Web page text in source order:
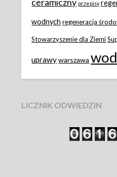
ceramiczny przepisy
wodnych regeneracja
Stowarzyszenie dla Ziemi
uprawy warszawa
LICZNIK ODWIEDZIN